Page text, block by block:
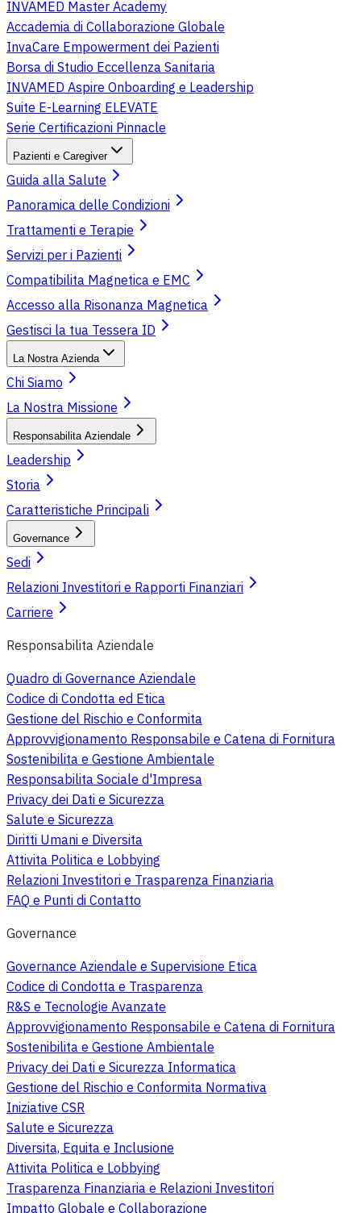
INVAMED Master Academy
Accademia di Collaborazione Globale
InvaCare Empowerment dei Pazienti
Borsa di Studio Eccellenza Sanitaria
INVAMED Aspire Onboarding e Leadership
Suite E-Learning ELEVATE
Serie Certificazioni Pinnacle
Pazienti e Caregiver
Guida alla Salute
Panoramica delle Condizioni
Trattamenti e Terapie
Servizi per i Pazienti
Compatibilita Magnetica e EMC
Accesso alla Risonanza Magnetica
Gestisci la tua Tessera ID
La Nostra Azienda
Chi Siamo
La Nostra Missione
Responsabilita Aziendale
Leadership
Storia
Caratteristiche Principali
Governance
Sedi
Relazioni Investitori e Rapporti Finanziari
Carriere
Responsabilita Aziendale
Quadro di Governance Aziendale
Codice di Condotta ed Etica
Gestione del Rischio e Conformita
Approvvigionamento Responsabile e Catena di Fornitura
Sostenibilita e Gestione Ambientale
Responsabilita Sociale d'Impresa
Privacy dei Dati e Sicurezza
Salute e Sicurezza
Diritti Umani e Diversita
Attivita Politica e Lobbying
Relazioni Investitori e Trasparenza Finanziaria
FAQ e Punti di Contatto
Governance
Governance Aziendale e Supervisione Etica
Codice di Condotta e Trasparenza
R&S e Tecnologie Avanzate
Approvvigionamento Responsabile e Catena di Fornitura
Sostenibilita e Gestione Ambientale
Privacy dei Dati e Sicurezza Informatica
Gestione del Rischio e Conformita Normativa
Iniziative CSR
Salute e Sicurezza
Diversita, Equita e Inclusione
Attivita Politica e Lobbying
Trasparenza Finanziaria e Relazioni Investitori
Impatto Globale e Collaborazione